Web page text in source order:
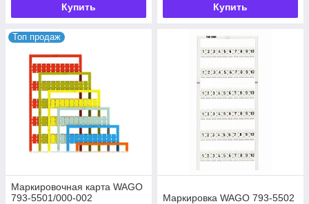
Купить Купить
Топ продаж
Маркировочная карта WAGO
793-5501/000-002
Маркировка WAGO 793-5502